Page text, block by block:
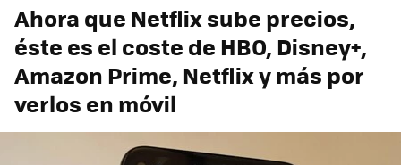
Ahora que Netflix sube precios,
éste es el coste de HBO, Disney+,
Amazon Prime, Netflix y más por
verlos en móvil